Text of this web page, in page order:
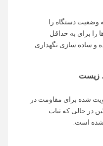
وضعیت دستگاه را
را برای به حداقل
و ساده سازی نگهداری
شده برای مقاومت در
در حالی که ثبات
شده است.